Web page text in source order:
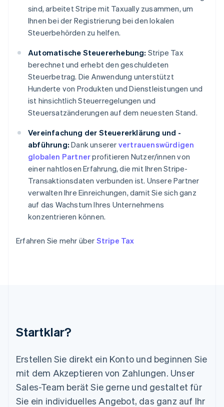
sind, arbeitet Stripe mit Taxually zusammen, um
Ihnen bei der Registrierung bei den lokalen
Steuerbehörden zu helfen.
Automatische Steuererhebung: Stripe Tax
berechnet und erhebt den geschuldeten
Steuerbetrag. Die Anwendung unterstützt
Hunderte von Produkten und Dienstleistungen und
ist hinsichtlich Steuerregelungen und
Steuersatzänderungen auf dem neuesten Stand.
Vereinfachung der Steuererklärung und -
abführung: Dank unserer vertrauenswürdigen
globalen Partnerprofitieren Nutzer/innen von
einer nahtlosen Erfahrung, die mit Ihren Stripe-
Transaktionsdaten verbunden ist. Unsere Partner
verwalten Ihre Einreichungen, damit Sie sich ganz
auf das Wachstum Ihres Unternehmens
konzentrieren können.
Erfahren Sie mehr über Stripe Tax
Startklar?
Erstellen Sie direkt ein Konto und beginnen Sie
mit dem Akzeptieren von Zahlungen. Unser
Sales-Team berät Sie gerne und gestaltet für
Sie ein individuelles Angebot, das ganz auf Ihr
English
Festlandchina
简体中文English
EnglishSvenska
Frankreich
Gibraltar
English
Griechenland
English
English
Irland
English
Italien
Japan
日本語English
Kanada
EnglishFrançais
Lettland
English 简体中文
English
Mexiko
Español English
Neuseeland
English